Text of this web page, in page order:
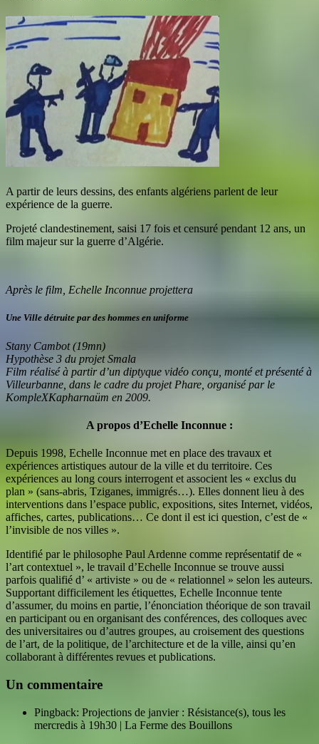
A partir de leurs dessins, des enfants algériens parlent de leur
expérience de la guerre.
Projeté clandestinement, saisi 17 fois et censuré pendant 12 ans, un
film majeur sur la guerre d’Algérie.
Après le film, Echelle Inconnue projettera
Une Ville détruite par des hommes en uniforme
Stany Cambot (19mn)
Hypothèse 3 du projet Smala
Film réalisé à partir d’un diptyque vidéo conçu, monté et présenté à
Villeurbanne, dans le cadre du projet Phare, organisé par le
KompleXKapharnaüm en 2009.
A propos d’Echelle Inconnue :
Depuis 1998, Echelle Inconnue met en place des travaux et
expériences artistiques autour de la ville et du territoire. Ces
expériences au long cours interrogent et associent les « exclus du
plan » (sans-abris, Tziganes, immigrés…). Elles donnent lieu à des
interventions dans l’espace public, expositions, sites Internet, vidéos,
affiches, cartes, publications… Ce dont il est ici question, c’est de «
l’invisible de nos villes ».
Identifié par le philosophe Paul Ardenne comme représentatif de «
l’art contextuel », le travail d’Echelle Inconnue se trouve aussi
parfois qualifié d’ « artiviste » ou de « relationnel » selon les auteurs.
Supportant difficilement les étiquettes, Echelle Inconnue tente
d’assumer, du moins en partie, l’énonciation théorique de son travail
en participant ou en organisant des conférences, des colloques avec
des universitaires ou d’autres groupes, au croisement des questions
de l’art, de la politique, de l’architecture et de la ville, ainsi qu’en
collaborant à différentes revues et publications.
Un commentaire
Pingback: Projections de janvier : Résistance(s), tous les
mercredis à 19h30 | La Ferme des Bouillons